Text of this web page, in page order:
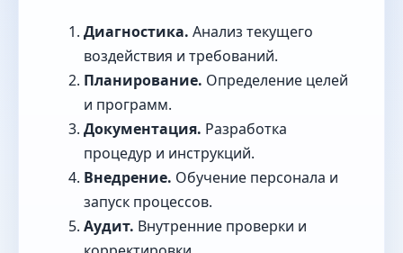
Диагностика. Анализ текущего
воздействия и требований.
Планирование. Определение целей
и программ.
Документация. Разработка
процедур и инструкций.
Внедрение. Обучение персонала и
запуск процессов.
Аудит. Внутренние проверки и